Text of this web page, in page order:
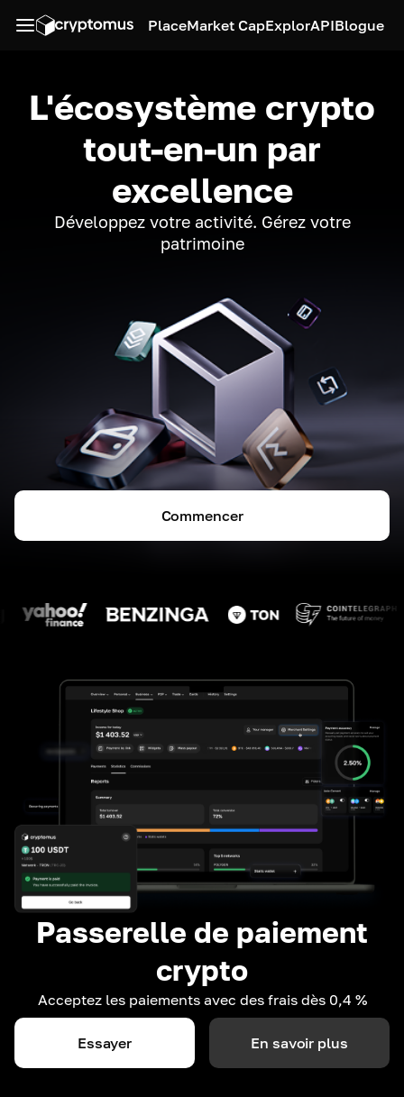
PlaceMarket CapExplorAPIBlogue
L'écosystème crypto
tout-en-un par
excellence
Développez votre activité. Gérez votre
patrimoine
Commencer
Passerelle de paiement
crypto
Acceptez les paiements avec des frais dès 0,4 %
Essayer En savoir plus